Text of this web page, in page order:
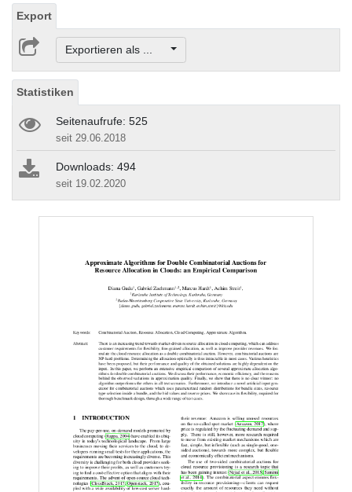
Export
Exportieren als ...
Statistiken
Seitenaufrufe: 525
seit 29.06.2018
Downloads: 494
seit 19.02.2020